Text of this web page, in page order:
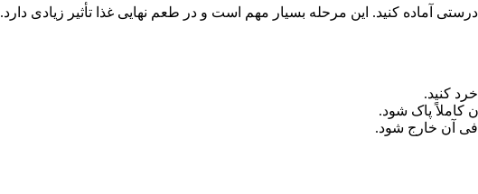
آماده کنید. این مرحله بسیار مهم است و در طعم نهایی غذا تأثیر زیادی دارد.
کاملاً پاک شود.
آن خارج شود.